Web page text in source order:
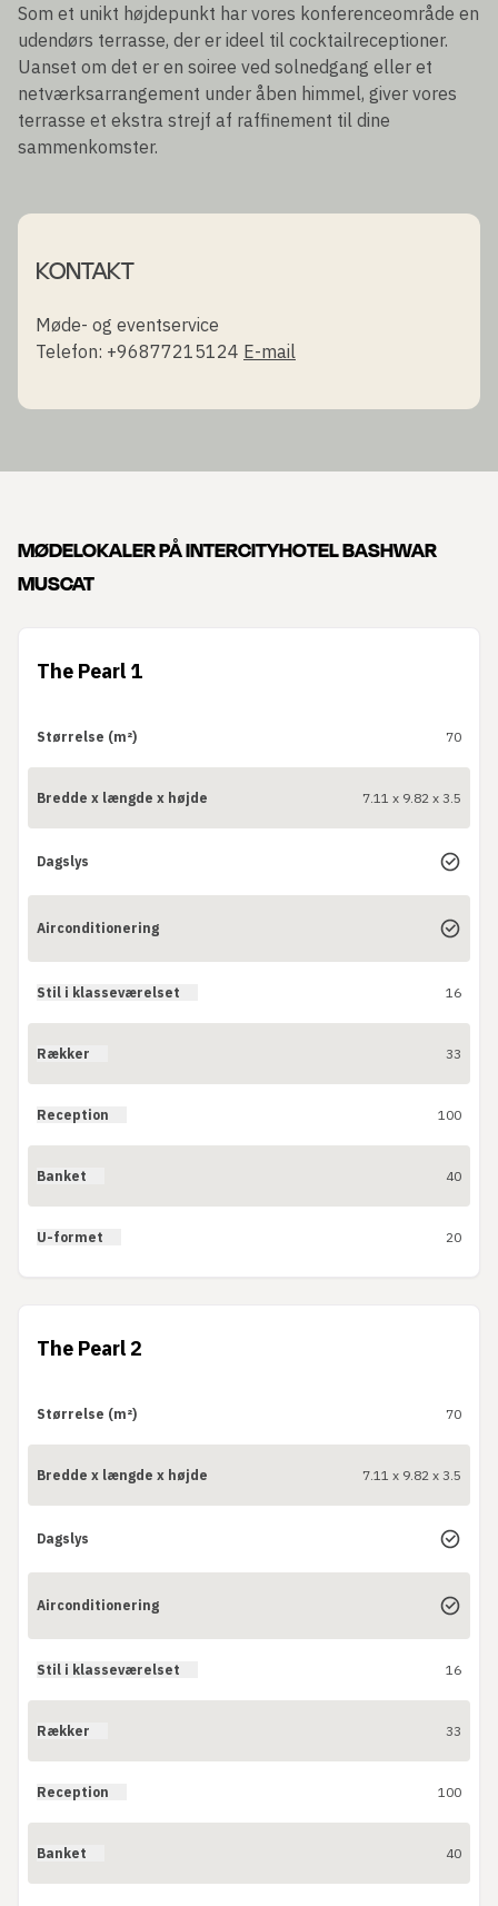
Som et unikt højdepunkt har vores konferenceområde en
udendørs terrasse, der er ideel til cocktailreceptioner.
Uanset om det er en soiree ved solnedgang eller et
netværksarrangement under åben himmel, giver vores
terrasse et ekstra strejf af raffinement til dine
sammenkomster.
KONTAKT
Møde- og eventservice
Telefon: +96877215124 E-mail
MØDELOKALER PÅ INTERCITYHOTEL BASHWAR
MUSCAT
The Pearl 1
Størrelse (m²) 70
Bredde x længde x højde 7.11 x 9.82 x 3.5
Dagslys
Airconditionering
Stil i klasseværelset 16
Rækker 33
Reception 100
Banket 40
U-formet 20
The Pearl 2
Størrelse (m²) 70
Bredde x længde x højde 7.11 x 9.82 x 3.5
Dagslys
Airconditionering
Stil i klasseværelset 16
Rækker 33
Reception 100
Banket 40